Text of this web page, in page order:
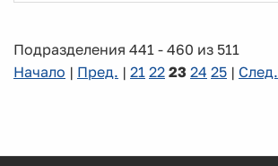
Подразделения 441 - 460 из 511
Начало | Пред. | 21 22 23 24 25 | След.